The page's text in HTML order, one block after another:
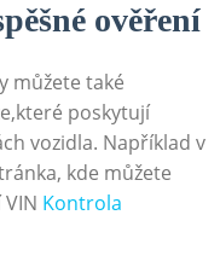
ověření
můžete také
poskytují
vozidla. Například v
kde můžete
Kontrola